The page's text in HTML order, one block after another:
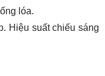
lóa.
Hiệu suất chiếu sáng